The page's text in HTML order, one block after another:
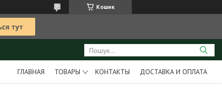
Кошик
ГЛАВНАЯ ТОВАРЫ КОНТАКТЫ ДОСТАВКА И ОПЛАТА